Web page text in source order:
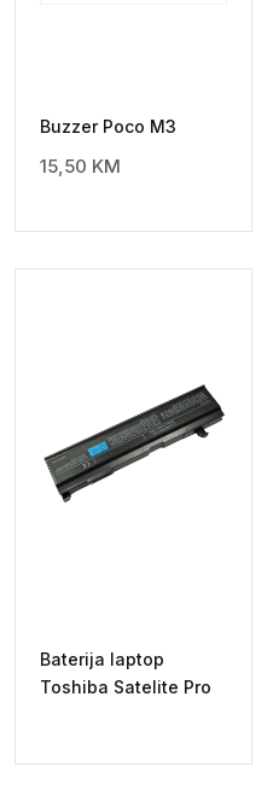
Buzzer Poco M3
15,50 KM
Baterija laptop
Toshiba Satelite Pro